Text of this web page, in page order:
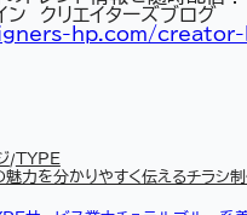
ン クリエイターズブログ
hp.com/
TYPE
魅力を分かりやすく伝えるチラシ